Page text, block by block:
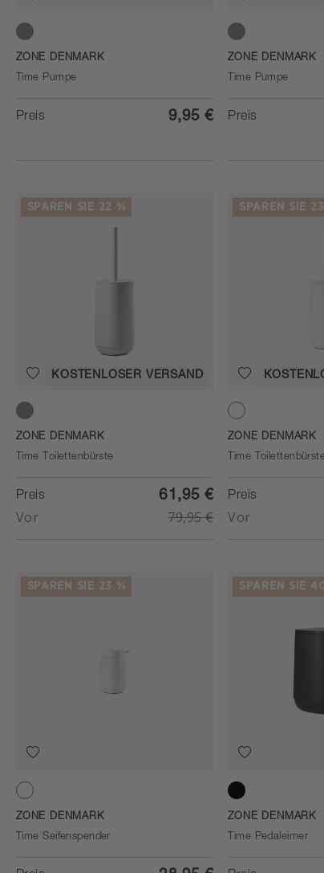
Concrete
ZONE DENMARK
Time Pumpe
Preis 9,95 €
Soft Grey
ZONE DENMARK
Time Pumpe
Preis
SPAREN SIE 22 %
KOSTENLOSER VERSAND
Soft Grey
ZONE DENMARK
Time Toilettenbürste
Preis 61,95 €
Vor 79,95 €
SPAREN SIE
White
ZONE DENMARK
Time Toilettenbürste
Preis
Vor
SPAREN SIE 23 %
White
ZONE DENMARK
Time Seifenspender
SPAREN SIE
Black
ZONE DENMARK
Time Pedaleimer